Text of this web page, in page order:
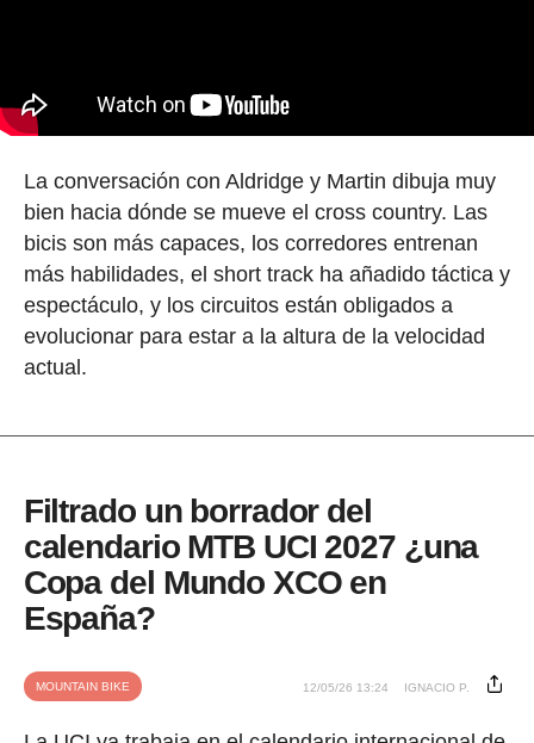
La conversación con Aldridge y Martin dibuja muy
bien hacia dónde se mueve el cross country. Las
bicis son más capaces, los corredores entrenan
más habilidades, el short track ha añadido táctica y
espectáculo, y los circuitos están obligados a
evolucionar para estar a la altura de la velocidad
actual.
Filtrado un borrador del
calendario MTB UCI 2027 ¿una
Copa del Mundo XCO en
España?
MOUNTAIN BIKE 12/05/26 13:24 IGNACIO P.